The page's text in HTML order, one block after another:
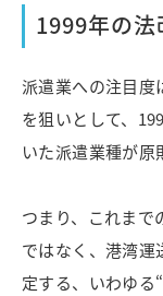
1999年の法
派遣業への注目度
を狙いとして、
いた派遣業種が原
つまり、これまで
ではなく、港湾運
定する、いわゆる